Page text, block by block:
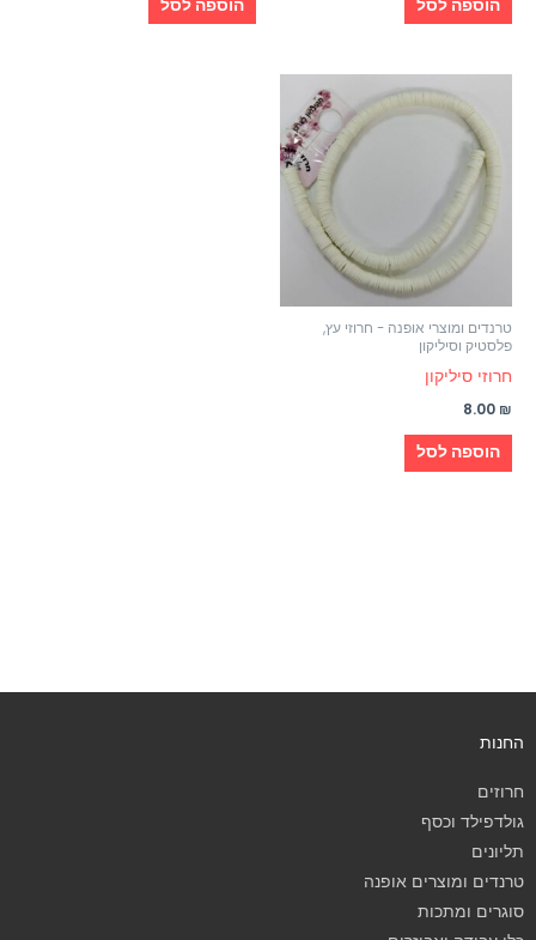
הוספה לסל הוספה לסל
טרנדים ומוצרי אופנה - חרוזי עץ,
פלסטיק וסיליקון
חרוזי סיליקון
8.00 ₪
הוספה לסל
החנות
חרוזים
גולדפילד וכסף
תליונים
טרנדים ומוצרים אופנה
סוגרים ומתכות